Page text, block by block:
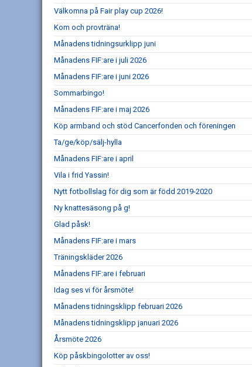
Välkomna på Fair play cup 2026!
Kom och provträna!
Månadens tidningsurklipp juni
Månadens FIF:are i juli 2026
Månadens FIF:are i juni 2026
Sommarbingo!
Månadens FIF:are i maj 2026
Köp armband och stöd Cancerfonden och föreningen
Ta/ge/köp/sälj-hylla
Månadens FIF:are i april
Vila i frid Yassin!
Nytt fotbollslag för dig som är född 2019-2020
Ny knattesäsong på g!
Glad påsk!
Månadens FIF:are i mars
Träningskläder 2026
Månadens FIF:are i februari
Idag ses vi för årsmöte!
Månadens tidningsklipp februari 2026
Månadens tidningsklipp januari 2026
Årsmöte 2026
Köp påskbingolotter av oss!